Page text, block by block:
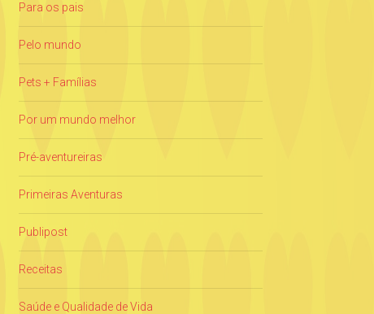
Para os pais
Pelo mundo
Pets + Famílias
Por um mundo melhor
Pré-aventureiras
Primeiras Aventuras
Publipost
Receitas
Saúde e Qualidade de Vida